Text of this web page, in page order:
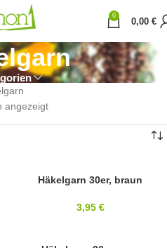
0
0,00 €
angezeigt
Häkelgarn 30er, braun
3,95 €